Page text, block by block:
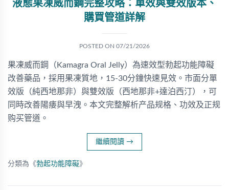
液態果凍威而鋼完整攻略：單效與雙效版本、
購買管道詳解
POSTED ON 07/21/2026
果凍威而鋼（Kamagra Oral Jelly）為速效型勃起功能障礙
改善藥品，採用果凍質地，15-30分鐘快速見效。市面分單
效版（純西地那非）與雙效版（西地那非+達泊西汀），可
同時改善陽痿與早洩。本文完整解析产品规格、功效及正规
购买管道。
繼續閱讀 →
分類為《勃起功能障礙》